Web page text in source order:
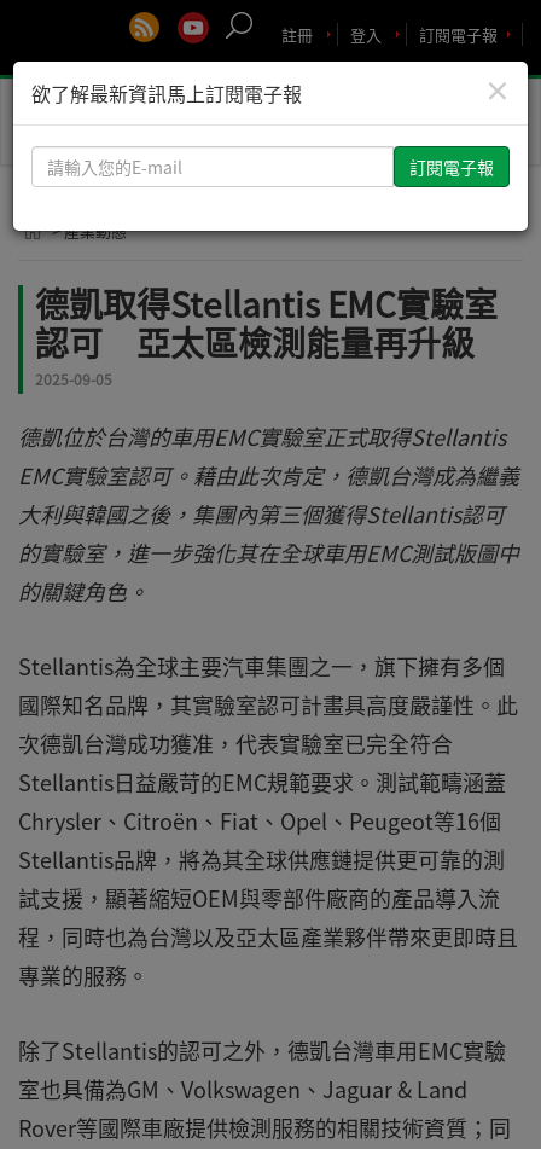
訂閱電子報
登入
註冊
Toggle
> 產業動態
德凱取得Stellantis EMC實驗室
認可 亞太區檢測能量再升級
2025-09-05
德凱位於台灣的車用EMC實驗室正式取得Stellantis
EMC實驗室認可。藉由此次肯定，德凱台灣成為繼義
大利與韓國之後，集團內第三個獲得Stellantis認可
的實驗室，進一步強化其在全球車用EMC測試版圖中
的關鍵角色。
Stellantis為全球主要汽車集團之一，旗下擁有多個
國際知名品牌，其實驗室認可計畫具高度嚴謹性。此
次德凱台灣成功獲准，代表實驗室已完全符合
Stellantis日益嚴苛的EMC規範要求。測試範疇涵蓋
Chrysler、Citroën、Fiat、Opel、Peugeot等16個
Stellantis品牌，將為其全球供應鏈提供更可靠的測
試支援，顯著縮短OEM與零部件廠商的產品導入流
程，同時也為台灣以及亞太區產業夥伴帶來更即時且
專業的服務。
除了Stellantis的認可之外，德凱台灣車用EMC實驗
室也具備為GM、Volkswagen、Jaguar & Land
Rover等國際車廠提供檢測服務的相關技術資質；同
×
欲了解最新資訊馬上訂閱電子報
請
輸
您
E-
mail